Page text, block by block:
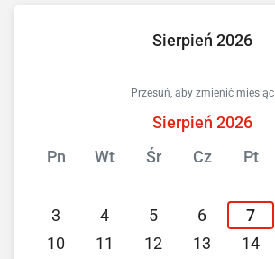
Sierpień 2026
Przesuń, aby zmienić miesiąc
Sierpień 2026
Pn
Wt Śr Cz Pt
3
4 5 6 7
10
11 12 13 14